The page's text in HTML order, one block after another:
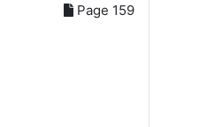
Page 159